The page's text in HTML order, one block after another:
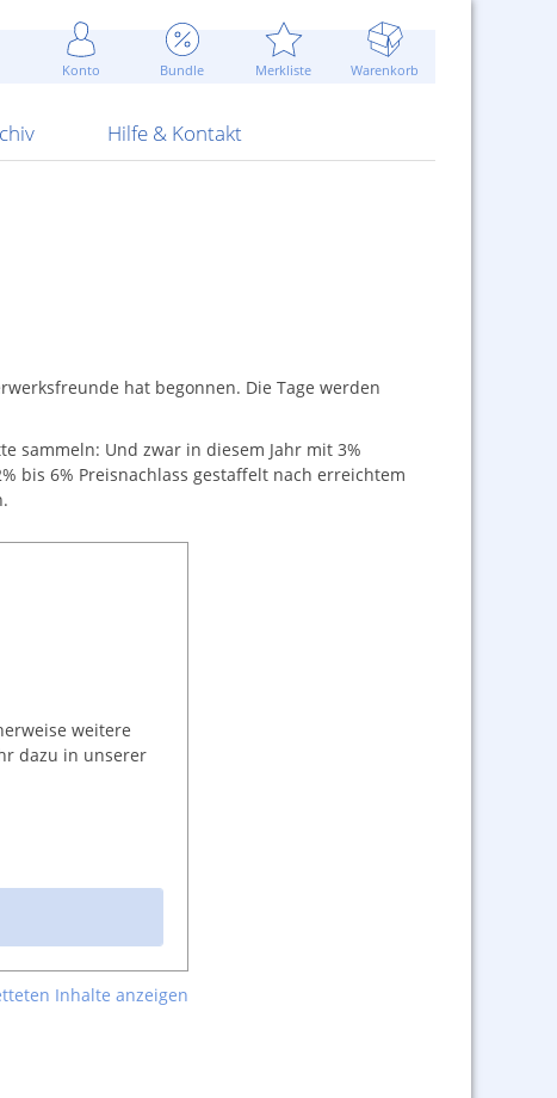
Konto Bundle Merkliste Warenkorb
und Attrappen
Bengalhölzer
Blitzschnell...
Sommerpreise u.v.m.
ARS Pirotecnia
Hilfe & Kontakt
Kontaktformular
AGB
hat begonnen. Die Tage werden
sammeln: Und zwar in diesem Jahr mit 3%
bis 6% Preisnachlass gestaffelt nach erreichtem
weitere
dazu in unserer
Inhalte anzeigen